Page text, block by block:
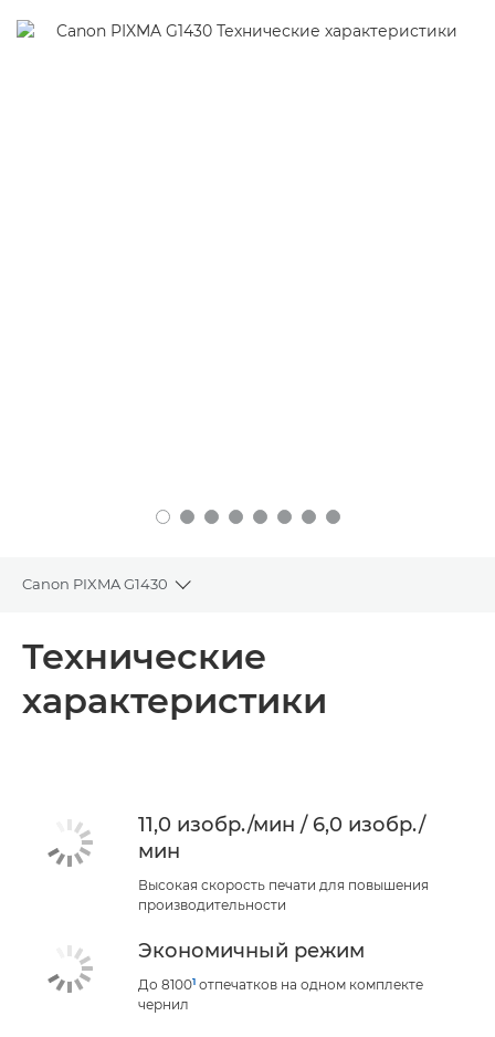
Canon PIXMA G1430
Toggle breadcrumbs
Технические характеристики
Технические
характеристики
11,0 изобр./мин / 6,0 изобр./
мин
Высокая скорость печати для повышения
производительности
Экономичный режим
До 81001 отпечатков на одном комплекте
чернил